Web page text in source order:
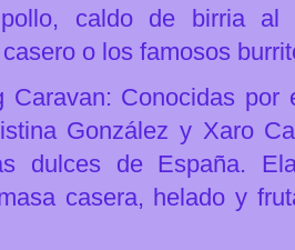
caldo de birria al
o los famosos
Caravan: Conocidas por
González y Xaro
dulces de España.
casera, helado y